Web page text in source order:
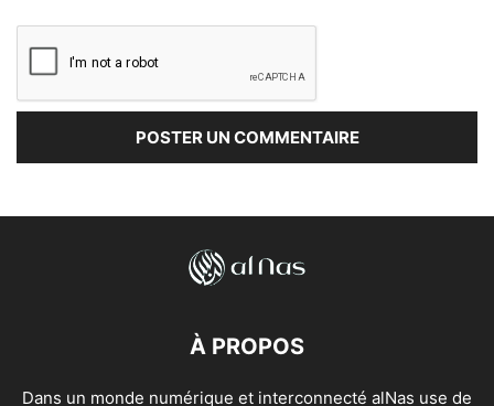
À PROPOS
Dans un monde numérique et interconnecté alNas use de